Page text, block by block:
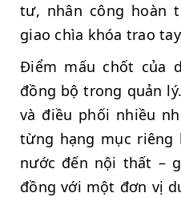
tư, nhân công hoàn
giao chìa khóa trao
Điểm mấu chốt của
đồng bộ trong quản
và điều phối nhiều
từng hạng mục
nước đến nội thất –
đồng với một đơn vị